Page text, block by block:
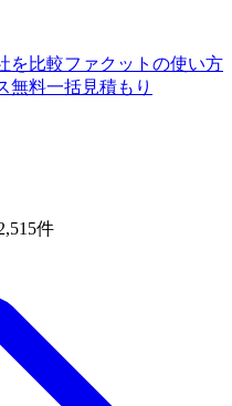
を比較ファクットの使い方
無料一括見積もり
件